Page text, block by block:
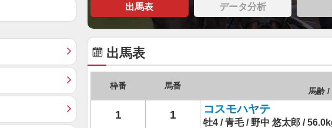
出馬表 データ分析
出馬表
枠番 馬番
馬齢 /
1 1 コスモハヤテ
牡4 / 青毛 / 野中 悠太郎 /